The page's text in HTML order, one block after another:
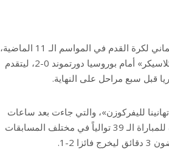
أقرّ توماس توخيل مدرب بايرن ميونخ، بطل الدوري الألماني لكرة القدم في المواسم الـ 11 الماضية،
أن السباق على اللقب قد انتهى بعد خسارة فريقه الـ«كلاسيكر» أمام بوروسيا دورتموند 0-2، ليتقدم
لليفركوزن»، والتي جاءت بعد ساعات
معدودة من قلب ليفركوزن الذي لم يذق طعم الخسارة للمباراة الـ 39 توالياً في مختلف المسابقات
2-1.